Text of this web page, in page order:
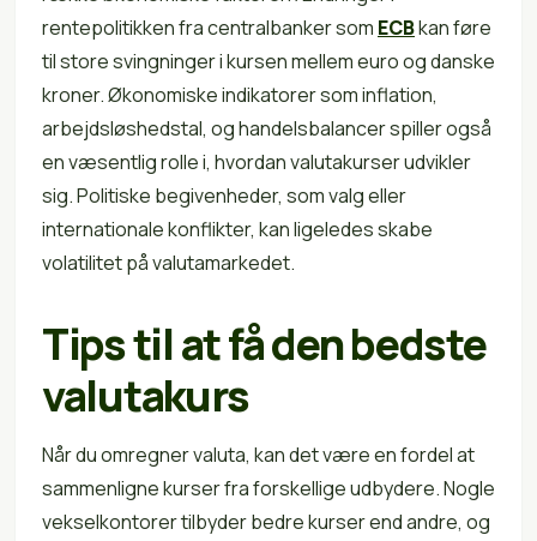
rentepolitikken fra centralbanker som ECBkan føre
til store svingninger i kursen mellem euro og danske
kroner. Økonomiske indikatorer som inflation,
arbejdsløshedstal, og handelsbalancer spiller også
en væsentlig rolle i, hvordan valutakurser udvikler
sig. Politiske begivenheder, som valg eller
internationale konflikter, kan ligeledes skabe
volatilitet på valutamarkedet.
Tips til at få den bedste
valutakurs
Når du omregner valuta, kan det være en fordel at
sammenligne kurser fra forskellige udbydere. Nogle
vekselkontorer tilbyder bedre kurser end andre, og